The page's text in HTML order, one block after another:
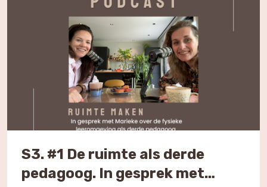
S3. #1 De ruimte als derde
pedagoog. In gesprek met